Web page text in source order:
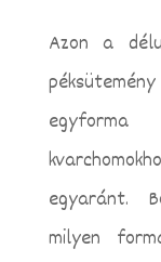
Azon a
egyaránt.
milyen